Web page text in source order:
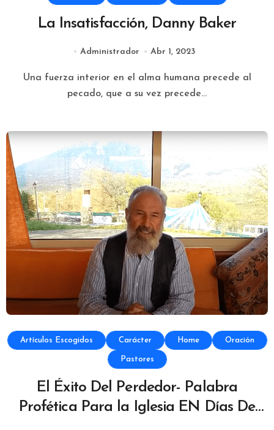
La Insatisfacción, Danny Baker
Administrador Abr 1, 2023
Una fuerza interior en el alma humana precede al
pecado, que a su vez precede...
Artículos Escogidos Carácter Home Oración
Pastores
El Éxito Del Perdedor- Palabra
Profética Para la Iglesia EN Días De